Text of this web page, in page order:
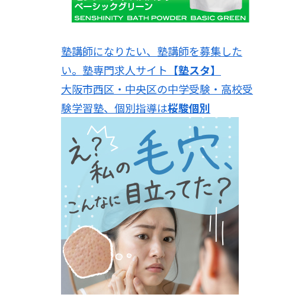
塾講師になりたい、塾講師を募集した
い。塾専門求人サイト 【塾スタ】
大阪市西区・中央区の中学受験・高校受
験学習塾、個別指導は桜駿個別